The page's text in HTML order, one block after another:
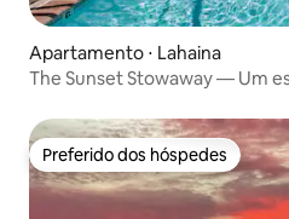
Apartamento ⋅ Lahaina
The Sunset Stowaway — Um
Preferido dos hóspedes
Preferido dos hóspedes